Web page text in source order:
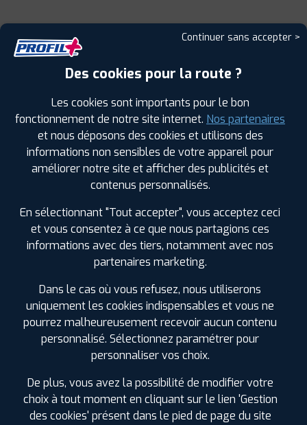
1
PROFIL PLUSLA ROCHELLE PERIGNY
24 RUE ARISTIDE BERGES 17180 PERIGNY
HORAIRES | +D'INFOS
LES GARAGES PROFIL PLUS
DANS LES VILLES À PROXIMITÉ
Aytré (17)
Châtelaillon-Plage (17)
Dompierre-sur-Mer (17)
Continuer sans accepter >
Des cookies pour la route ?
Les cookies sont importants pour le bon
fonctionnement de notre site internet. Nos partenaires
et nous déposons des cookies et utilisons des
informations non sensibles de votre appareil pour
améliorer notre site et afficher des publicités et
contenus personnalisés.
En sélectionnant "Tout accepter", vous acceptez ceci
et vous consentez à ce que nous partagions ces
informations avec des tiers, notamment avec nos
partenaires marketing.
Dans le cas où vous refusez, nous utiliserons
uniquement les cookies indispensables et vous ne
pourrez malheureusement recevoir aucun contenu
personnalisé. Sélectionnez paramétrer pour
personnaliser vos choix.
De plus, vous avez la possibilité de modifier votre
choix à tout moment en cliquant sur le lien 'Gestion
des cookies' présent dans le pied de page du site